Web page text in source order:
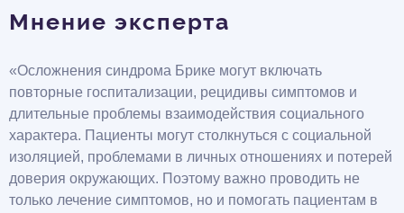
Мнение эксперта
«Осложнения синдрома Брике могут включать
повторные госпитализации, рецидивы симптомов и
длительные проблемы взаимодействия социального
характера. Пациенты могут столкнуться с социальной
изоляцией, проблемами в личных отношениях и потерей
доверия окружающих. Поэтому важно проводить не
только лечение симптомов, но и помогать пациентам в